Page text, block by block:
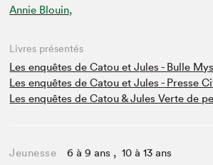
Annie Blouin,
Livres présentés
Les enquêtes de Catou et Jules - Bulle
Les enquêtes de Catou et Jules - Presse
Les enquêtes de Catou & Jules Verte de
Jeunesse 6 à 9 ans , 10 à 13 ans